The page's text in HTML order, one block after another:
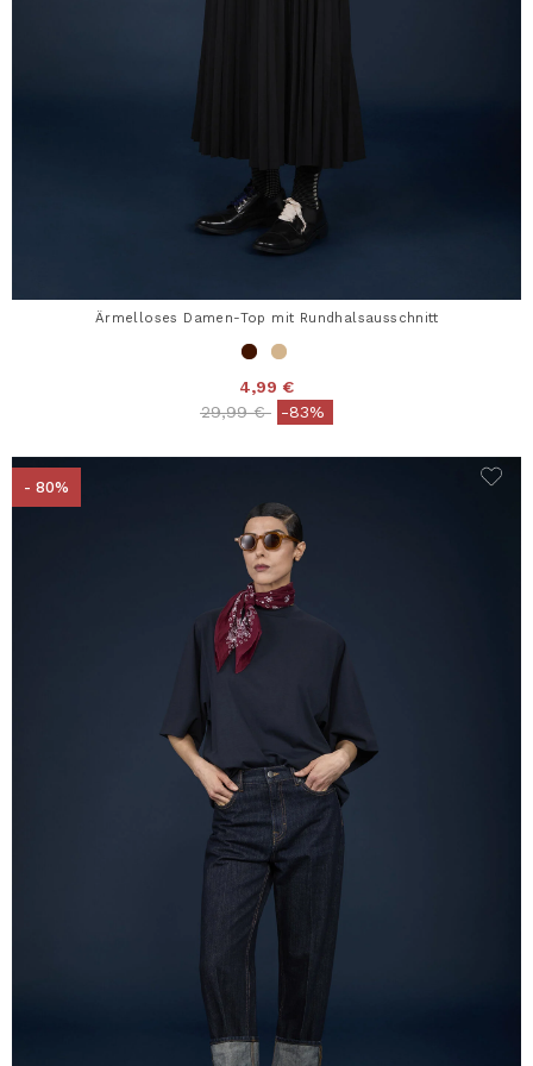
Ärmelloses Damen-Top mit Rundhalsausschnitt
4,99 €
Price reduced from
29,99 €to-83%
- 80%